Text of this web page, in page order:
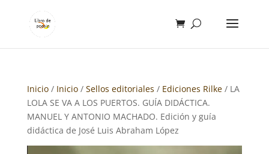
Inicio/ Inicio/ Sellos editoriales / Ediciones Rilke/ LA
LOLA SE VA A LOS PUERTOS. GUÍA DIDÁCTICA.
MANUEL Y ANTONIO MACHADO. Edición y guía
didáctica de José Luis Abraham López